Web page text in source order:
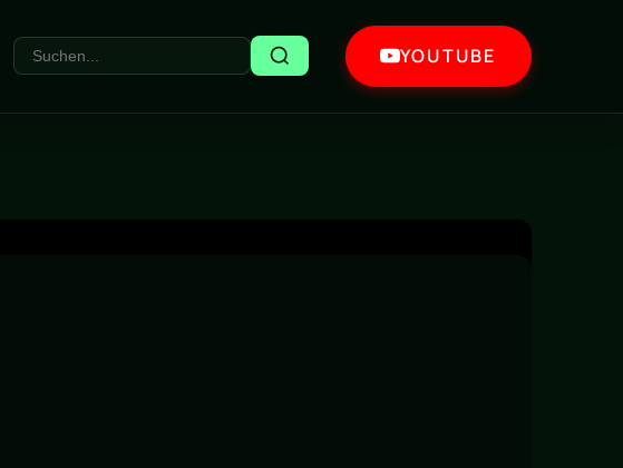
YOUTUBE